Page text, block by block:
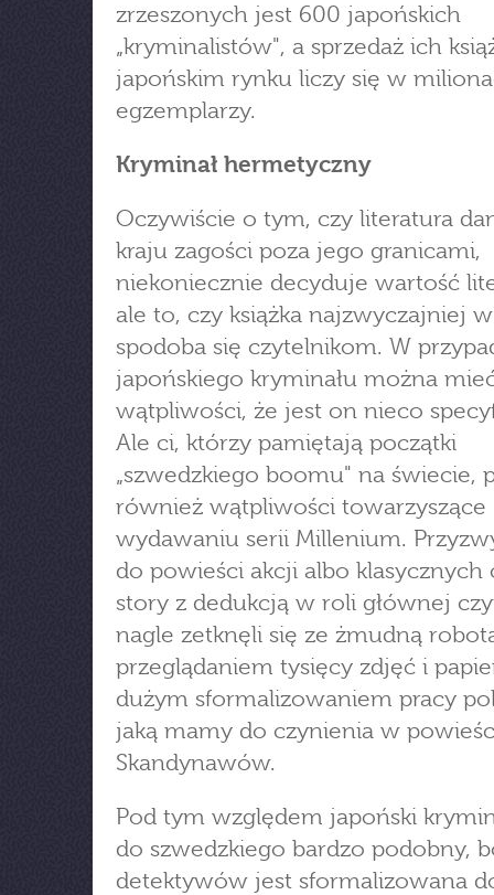
zrzeszonych jest 600 japońskich
„kryminalistów", a sprzedaż ich
japońskim rynku liczy się w
egzemplarzy.
Kryminał hermetyczny
Oczywiście o tym, czy literatura
kraju zagości poza jego granicami,
niekoniecznie decyduje wartość
ale to, czy książka najzwyczajniej
spodoba się czytelnikom. W
japońskiego kryminału można
wątpliwości, że jest on nieco
Ale ci, którzy pamiętają początki
„szwedzkiego boomu" na świecie,
również wątpliwości towarzyszące
wydawaniu serii Millenium.
do powieści akcji albo klasycznych
story z dedukcją w roli głównej
nagle zetknęli się ze żmudną
przeglądaniem tysięcy zdjęć i
dużym sformalizowaniem pracy
jaką mamy do czynienia w
Skandynawów.
Pod tym względem japoński
do szwedzkiego bardzo podobny,
detektywów jest sformalizowana